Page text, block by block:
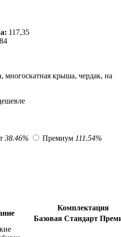
117,35
многоскатная крыша, чердак, на
38.46% Премиум 111.54%
Комплектация
Базовая Стандарт